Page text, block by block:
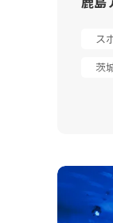
ス
茨